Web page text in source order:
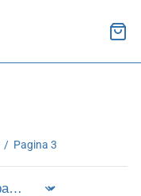
/ Pagina 3